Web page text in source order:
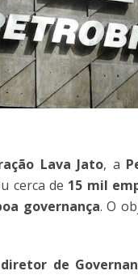
Lava Jato, a
cerca de 15 mil
governança. O
diretor de